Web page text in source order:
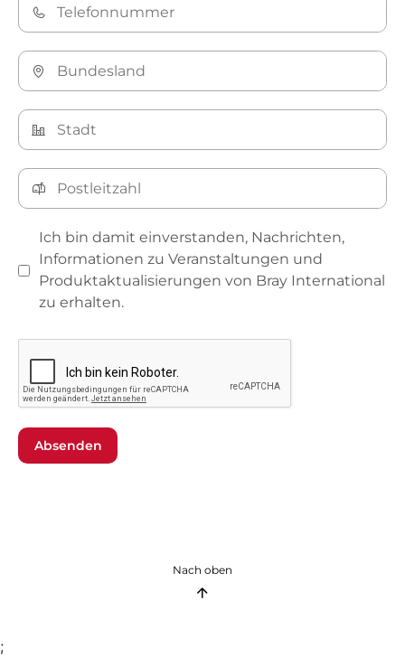
Ich bin damit einverstanden, Nachrichten,
Informationen zu Veranstaltungen und
Produktaktualisierungen von Bray International
zu erhalten.
Absenden
Nach oben
;